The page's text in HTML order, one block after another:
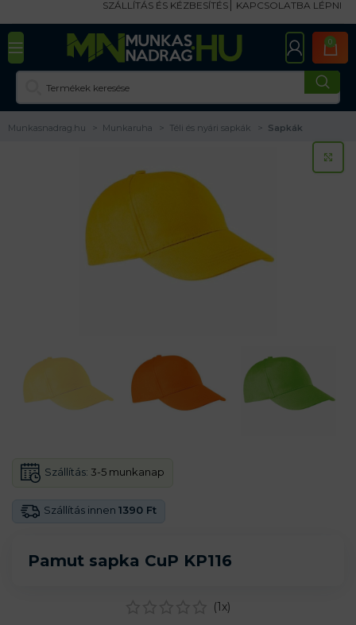
SZÁLLÍTÁS ÉS KÉZBESÍTÉS KAPCSOLATBA LÉPNI
0
Munkasnadrag.hu Munkaruha Téli és nyári sapkák Sapkák
Pamut sapka CuP KP116
Szállítás innen 1390 Ft
Szállítás: 3-5 munkanap
(1x)